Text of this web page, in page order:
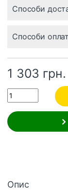
Способи
Способи
1 303 грн.
Quantity
Опис